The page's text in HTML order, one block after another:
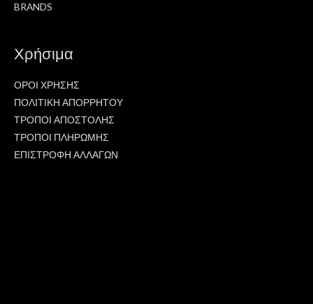
BRANDS
Χρήσιμα
ΟΡΟΙ ΧΡΗΣΗΣ
ΠΟΛΙΤΙΚΗ ΑΠΟΡΡΗΤΟΥ
ΤΡΟΠΟΙ ΑΠΟΣΤΟΛΗΣ
ΤΡΟΠΟΙ ΠΛΗΡΩΜΗΣ
ΕΠΙΣΤΡΟΦΗ ΑΛΛΑΓΩΝ